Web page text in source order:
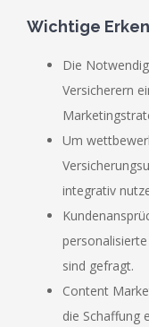
Wichtige
Die
Versicherern
Um
integrativ
sind gefragt.
Content
die Schaffung